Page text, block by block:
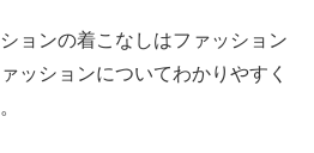
ョンの着こなしはファッション
ッションについてわかりやすく